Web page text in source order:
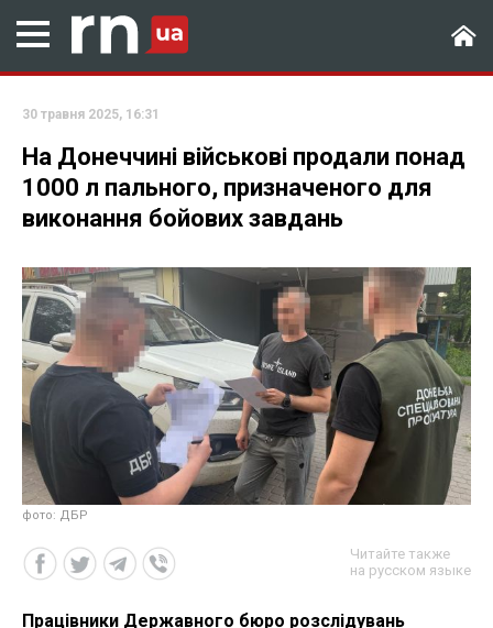
30 травня 2025, 16:31
На Донеччині військові продали понад
1000 л пального, призначеного для
виконання бойових завдань
фото: ДБР
Читайте также
на русском языке
Працівники Державного бюро розслідувань